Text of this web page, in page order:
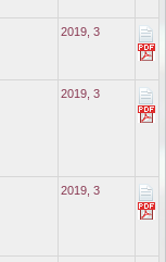
2019, 3
2019, 3
2019, 3